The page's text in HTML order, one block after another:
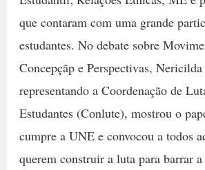
que contaram com uma grande
estudantes. No debate sobre
Concepçãp e Perspectivas,
representando a Coordenação de
Estudantes (Conlute), mostrou o
cumpre a UNE e convocou a todos
querem construir a luta para barrar